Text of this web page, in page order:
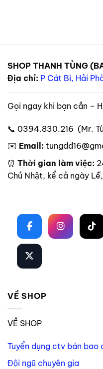
SHOP THANH TÙNG
Địa chỉ: P Cát Bi, Hải
Gọi ngay khi bạn cần –
📞 0394.830.216 (Mr.
✉️ Email:
⏰ Thời gian làm việc:
Chủ Nhật, kể cả ngày
VỀ SHOP
VỀ SHOP
Tuyển dụng ctv bán bao
Đội ngũ chuyên gia